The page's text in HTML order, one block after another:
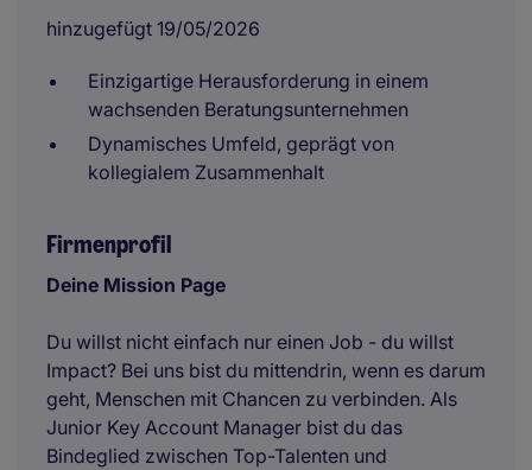
hinzugefügt 19/05/2026
Einzigartige Herausforderung in einem
wachsenden Beratungsunternehmen
Dynamisches Umfeld, geprägt von
kollegialem Zusammenhalt
Firmenprofil
Deine Mission Page
Du willst nicht einfach nur einen Job - du willst
Impact? Bei uns bist du mittendrin, wenn es darum
geht, Menschen mit Chancen zu verbinden. Als
Junior Key Account Manager bist du das
Bindeglied zwischen Top-Talenten und